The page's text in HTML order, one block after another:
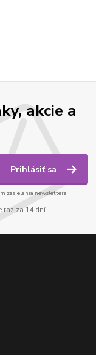
akcie a
Prihlásiť sa
zasielania newslettera.
raz za 14 dní.